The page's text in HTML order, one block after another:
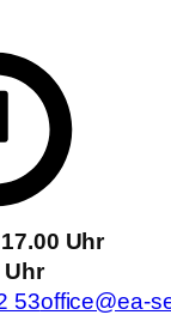
Uhr
Uhr
53office@ea-